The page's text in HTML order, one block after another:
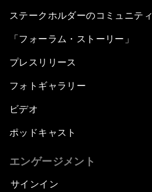
ステークホルダーのコミュニティ
「フォーラム・ストーリー」
プレスリリース
フォトギャラリー
ビデオ
ポッドキャスト
エンゲージメント
サインイン